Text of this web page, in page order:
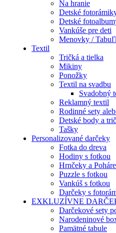
Na hranie
Detské
Detské
Vankúše pre deti
Menovky /
Textil
Tričká a tielka
Mikiny
Ponožky
Textil na svadbu
Svadobný
Reklamný textil
Rodinné sety
Detské body a
Tašky
Personalizované darčeky
Fotka do dreva
Hodiny s fotkou
Hrnčeky a Poháre
Puzzle s fotkou
Vankúš s fotkou
Darčeky s
EXKLUZÍVNE
Darčekové sety
Narodeninové
Pamätné tabule